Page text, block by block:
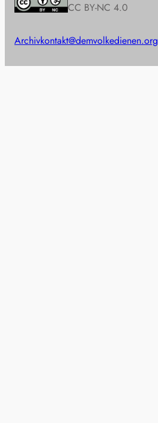
CC BY-NC 4.0
Archivkontakt@demvolkedienen.org